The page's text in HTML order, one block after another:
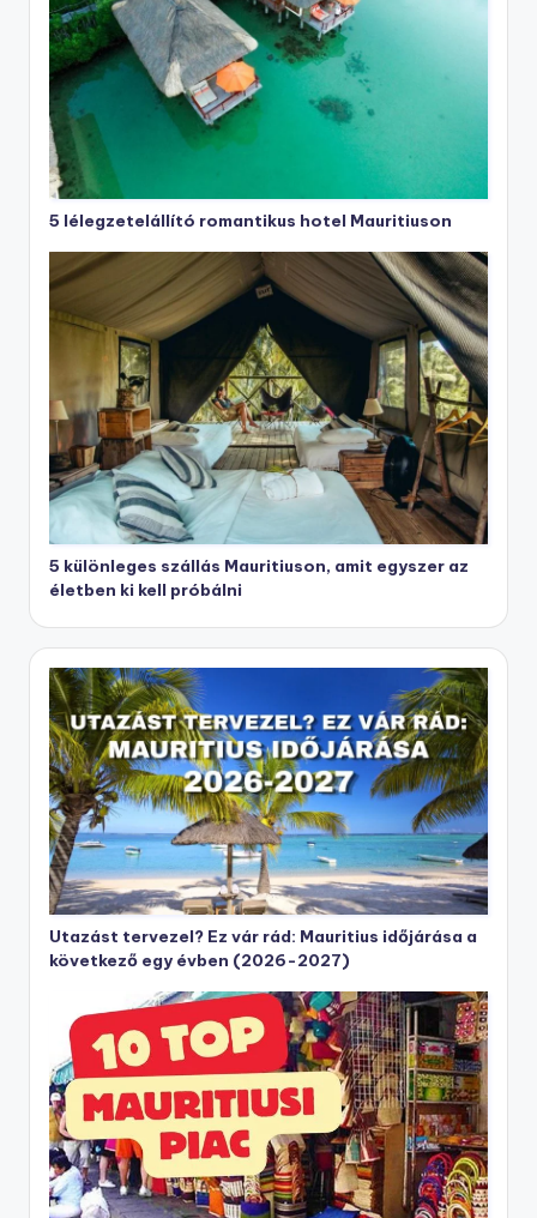
5 lélegzetelállító romantikus hotel Mauritiuson
5 különleges szállás Mauritiuson, amit egyszer az
életben ki kell próbálni
Utazást tervezel? Ez vár rád: Mauritius időjárása a
következő egy évben (2026-2027)